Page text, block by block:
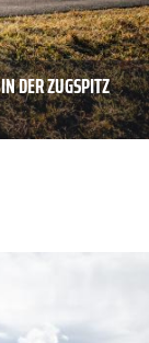
DER ZUGSPITZ